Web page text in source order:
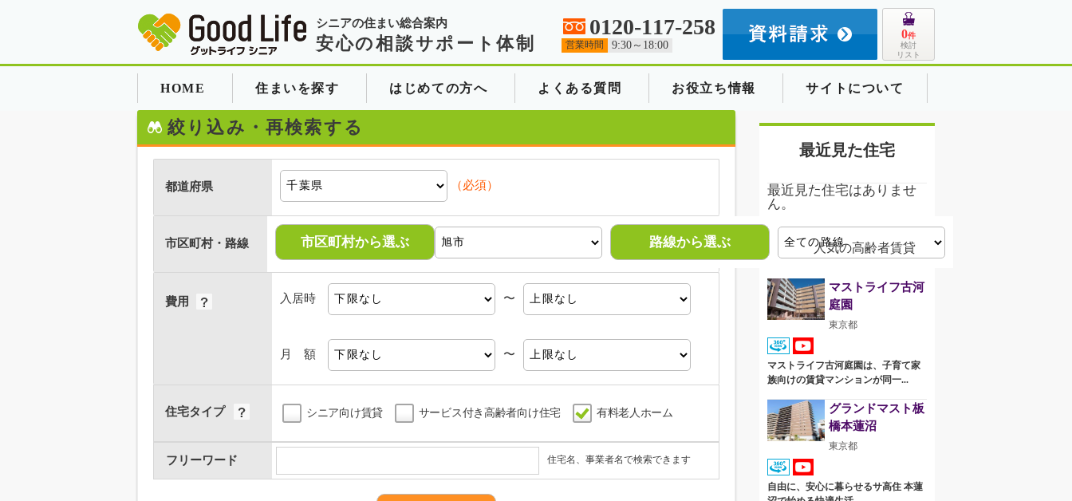
シニアの住まい総合案内
安心の相談サポート体制
0120-117-258
営業時間 9:30～18:00
0件
検討
リスト
HOME 住まいを探す はじめての方へ よくある質問 お役立ち情報 サイトについて
絞り込み・再検索する
都道府県 （必須）
市区町村・路線 市区町村から選ぶ 路線から選ぶ
費用 入居時 〜
月 額 〜
住宅タイプ シニア向け賃貸 サービス付き高齢者向け住宅 有料老人ホーム
フリーワード 住宅名、事業者名で検索できます
最近見た住宅
最近見た住宅はありませ
ん。
東京 人気の高齢者賃貸
マストライフ古河
庭園
東京都
マストライフ古河庭園は、子育て家
族向けの賃貸マンションが同一...
グランドマスト板
橋本蓮沼
東京都
自由に、安心に暮らせるサ高住 本蓮